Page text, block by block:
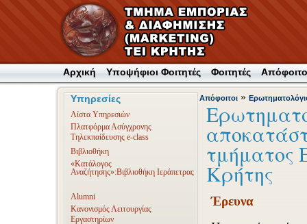
Αρχική Υποψήφιοι Φοιτητές Φοιτητές
Υπηρεσίες
Λίστα Υπηρεσιών
Πλατφόρμα Ασύγχρονης
Τηλεκπαίδευσης e-class
Βιβλιοθήκη
«Κατάλογος
Αναζήτησης»:Βιβλιοθήκη Ιεράπετρας
Alumni
Κανονισμός Λειτουργίας
Εργαστηρίων
Απόφοιτοι »
τμήματος
Κρήτης
Έρευνα